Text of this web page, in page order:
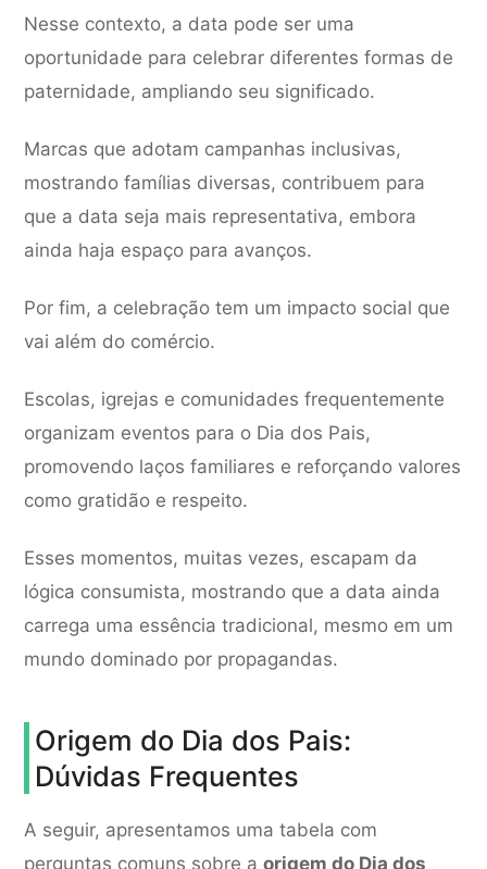
Nesse contexto, a data pode ser uma
oportunidade para celebrar diferentes formas de
paternidade, ampliando seu significado.
Marcas que adotam campanhas inclusivas,
mostrando famílias diversas, contribuem para
que a data seja mais representativa, embora
ainda haja espaço para avanços.
Por fim, a celebração tem um impacto social que
vai além do comércio.
Escolas, igrejas e comunidades frequentemente
organizam eventos para o Dia dos Pais,
promovendo laços familiares e reforçando valores
como gratidão e respeito.
Esses momentos, muitas vezes, escapam da
lógica consumista, mostrando que a data ainda
carrega uma essência tradicional, mesmo em um
mundo dominado por propagandas.
Origem do Dia dos Pais:
Dúvidas Frequentes
A seguir, apresentamos uma tabela com
perguntas comuns sobre aorigem do Dia dos